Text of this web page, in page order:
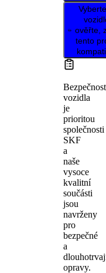
ověřte,
tento
Bezpečnost
vozidla
je
prioritou
společnosti
SKF
a
naše
vysoce
kvalitní
součásti
jsou
navrženy
pro
bezpečné
a
opravy.